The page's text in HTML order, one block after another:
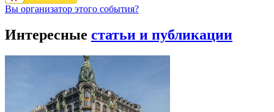
Вы организатор этого события?
Интересные статьи и публикации